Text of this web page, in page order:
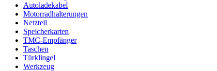
Autoladekabel
Motorradhalterungen
Netzteil
Speicherkarten
TMC-Empfänger
Taschen
Türklingel
Werkzeug